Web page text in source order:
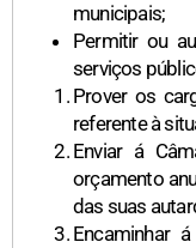
municipais;
Permitir ou
serviços
Prover os
referente à
Enviar á
orçamento
das suas
Encaminhar